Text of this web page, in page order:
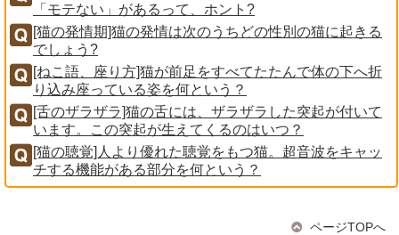
「モテない」があるって、ホント?
[猫の発情期]猫の発情は次のうちどの性別の猫に起きる
でしょう?
[ねこ語、座り方]猫が前足をすべてたたんで体の下へ折
り込み座っている姿を何という？
[舌のザラザラ]猫の舌には、ザラザラした突起が付いて
います。この突起が生えてくるのはいつ？
[猫の聴覚]人より優れた聴覚をもつ猫。超音波をキャッ
チする機能がある部分を何という？
ページTOPへ